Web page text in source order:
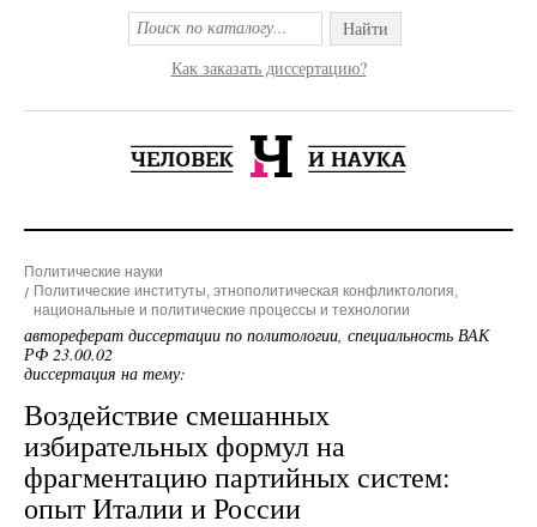
Найти
Как заказать диссертацию?
Политические науки
Политические институты, этнополитическая конфликтология,
национальные и политические процессы и технологии
автореферат диссертации по политологии, специальность ВАК
РФ 23.00.02
диссертация на тему:
Воздействие смешанных
избирательных формул на
фрагментацию партийных систем:
опыт Италии и России